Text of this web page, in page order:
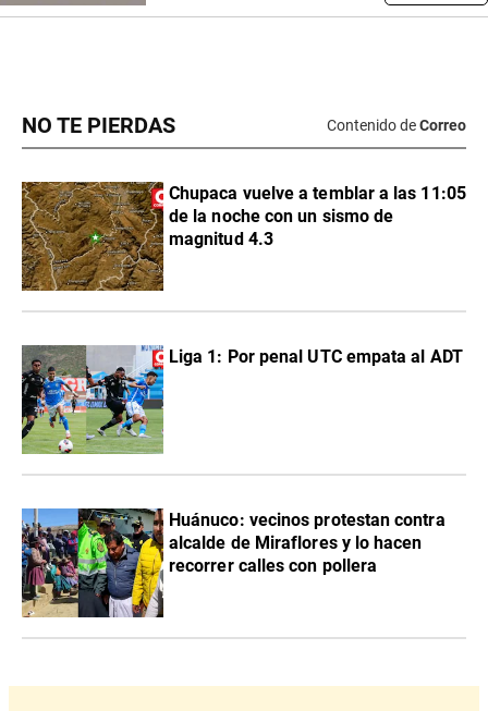
NO TE PIERDAS Contenido deCorreo
Chupaca vuelve a temblar a las 11:05
de la noche con un sismo de
magnitud 4.3
Liga 1: Por penal UTC empata al ADT
Huánuco: vecinos protestan contra
alcalde de Miraflores y lo hacen
recorrer calles con pollera